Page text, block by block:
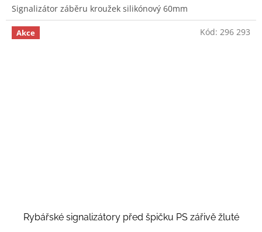
Signalizátor záběru kroužek silikónový 60mm
Akce
Rybářské signalizátory před špičku PS zářivě žluté
Kód: 296 293